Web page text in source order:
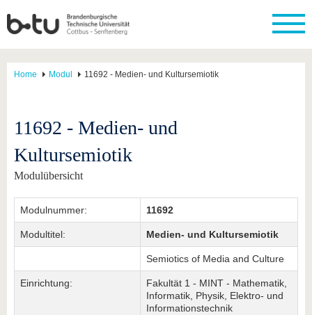
Home Modul 11692 - Medien- und Kultursemiotik
11692 - Medien- und
Kultursemiotik
Modulübersicht
Modulnummer: 11692
Modultitel: Medien- und Kultursemiotik
Semiotics of Media and Culture
Einrichtung:
Fakultät 1 - MINT - Mathematik,
Informatik, Physik, Elektro- und
Informationstechnik